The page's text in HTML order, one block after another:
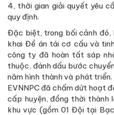
4, thời gian giải quyết yêu
quy định.
Đặc biệt, trong bối cảnh đó,
khai Đề án tái cơ cấu và
công ty đã hoàn tất sáp
thuộc, đánh dấu bước
năm hình thành và phát
EVNNPC đã chấm dứt hoạt
cấp huyện, đồng thời thành
khu vực (gồm 01 Đội tại